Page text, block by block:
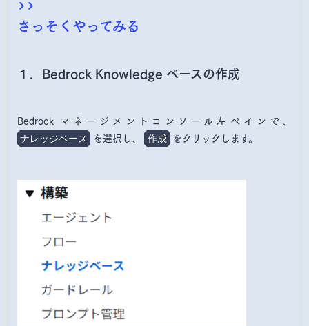
さっそくやってみる
１．Bedrock Knowledge ベースの作成
Bedrock マネージメントコンソール左ペインで、
ナレッジベース を選択し、 作成 をクリックします。